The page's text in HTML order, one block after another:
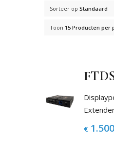
Sorteer op Standaard
Toon 15 Producten per
€